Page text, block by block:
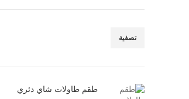
أدنى سعر
أعلى سعر
تصفية
طقم طاولات شاي دئري